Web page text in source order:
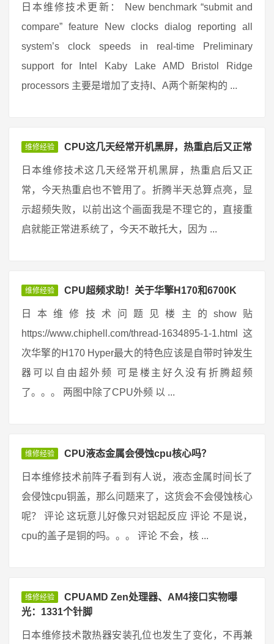
日本维修技术更新： New benchmark “submit and
compare” feature New clocks dialog reporting all
system’s clock speeds in real-time Preliminary
support for Intel Kaby Lake AMD Bristol Ridge
processors 主要是增加了支持I、A两个新架构的 ...
维修经验 CPU这几天经常开机黑屏，热重启后又正常
日本维修技术这几天经常开机黑屏，热重启后又正
常，今天热重启也不管用了。折腾半天总算点亮，显
示超频失败，以前出这个画面我是不理它的，直接重
启就能正常进系统了，今天不敢托大，因为 ...
维修经验 CPU超频求助！关于华擎H170和6700K
日本维修技术问题见楼主的show贴
https://www.chiphell.com/thread-1634895-1-1.html 这
次华擎的H170 Hyper最大的特色应该是自带时钟发生
器可以自由超外频 可是楼主好久没有折腾超频
了。。。 两图中除了CPU外频 以 ...
维修经验 CPU液态金属会侵蚀cpu核心吗？
日本维修技术前阵子看到有人说，液态金属时间长了
会侵蚀cpu铜盖，那么问题来了，这货会不会侵蚀核心
呢？ 评论 这玩意儿好像只对铝起反应 评论 不是说，
cpu的盖子是铜的吗。。。 评论 不会，核 ...
维修经验
CPUAMD Zen处理器、AM4接口实物曝
光：1331个针脚
日本维修技术散热器安装孔位也发生了变化，不再兼